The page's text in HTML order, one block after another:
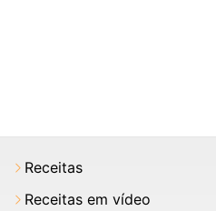
Receitas
Receitas em vídeo